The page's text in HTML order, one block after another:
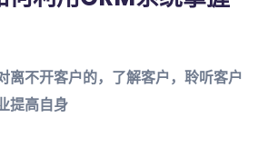
离不开客户的，了解客户，聆听客户
提高自身